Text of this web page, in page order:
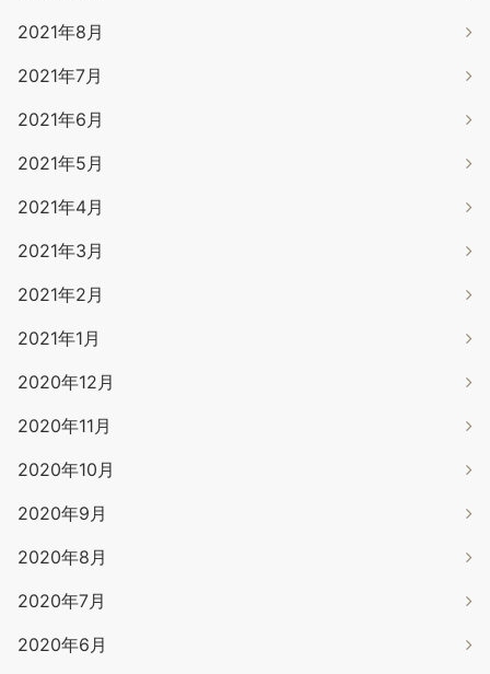
2021年8月
2021年7月
2021年6月
2021年5月
2021年4月
2021年3月
2021年2月
2021年1月
2020年12月
2020年11月
2020年10月
2020年9月
2020年8月
2020年7月
2020年6月